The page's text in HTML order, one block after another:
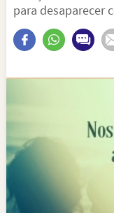
para desaparecer